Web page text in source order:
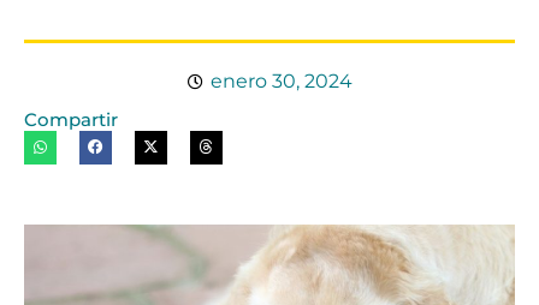
enero 30, 2024
Compartir